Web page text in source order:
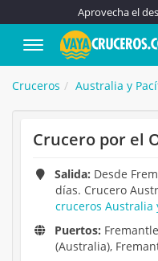
Aprovecha el
Cruceros Australia y
Crucero por el
Salida: Desde
días. Crucero
cruceros Australia
Puertos:
(Australia),